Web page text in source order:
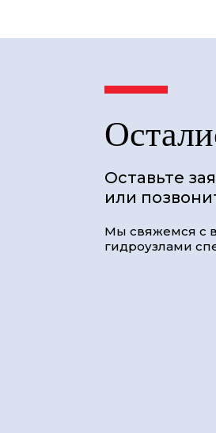
Оставьте
или
Мы свяжемся с
гидроузлами